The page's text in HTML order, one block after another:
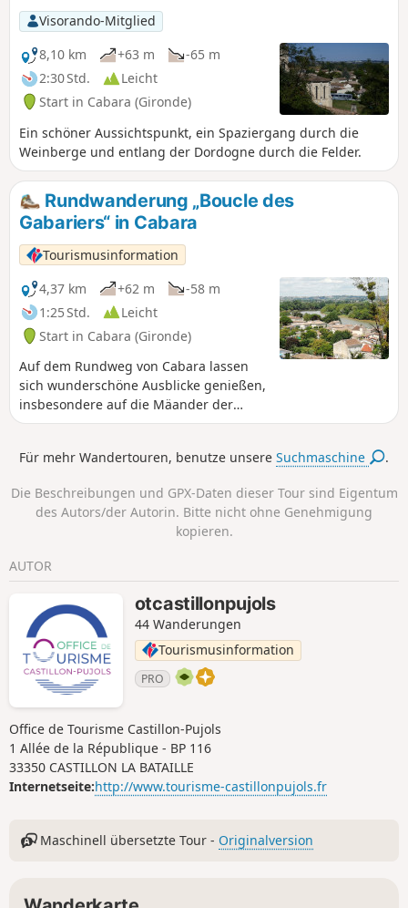
Visorando-Mitglied
8,10 km
+63 m
-65 m
2:30 Std.
Leicht
Start in Cabara (Gironde)
Ein schöner Aussichtspunkt, ein Spaziergang durch die
Weinberge und entlang der Dordogne durch die Felder.
Rundwanderung „Boucle des
Gabariers“ in Cabara
Tourismusinformation
4,37 km
+62 m
-58 m
1:25 Std.
Leicht
Start in Cabara (Gironde)
Auf dem Rundweg von Cabara lassen
sich wunderschöne Ausblicke genießen,
insbesondere auf die Mäander der
Dordogne. Der Hafen von Cabara mit
daran, dass das Dorf im 19. Jahrhundert
Hafen war sehr belebt. Als Zeugen
dieser blühenden Zeiten stehen die
Häuser und Geschäfte der zahlreichen
Handwerker und Fischer noch immer
am Ufer des Flusses.
Für mehr Wandertouren, benutze unsereSuchmaschine .
Die Beschreibungen und GPX-Daten dieser Tour sind Eigentum
des Autors/der Autorin. Bitte nicht ohne Genehmigung
kopieren.
AUTOR
otcastillonpujols
44 Wanderungen
Tourismusinformation
PRO
Office de Tourisme Castillon-Pujols
1 Allée de la République - BP 116
33350 CASTILLON LA BATAILLE
Internetseite:http://www.tourisme-castillonpujols.fr
Maschinell übersetzte Tour - Originalversion